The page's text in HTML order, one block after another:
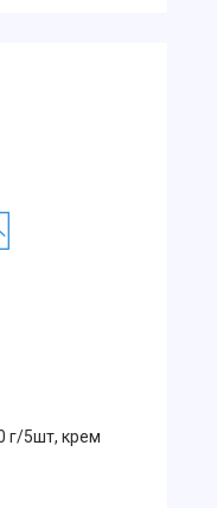
г/5шт, крем